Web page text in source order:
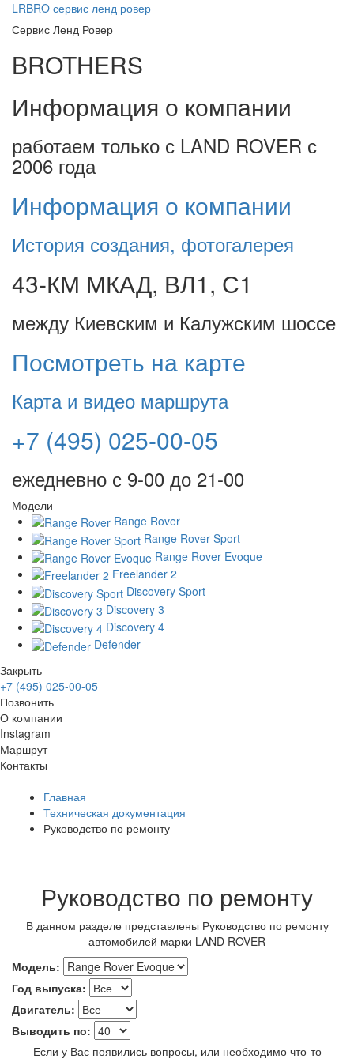
LRBRO сервис ленд ровер
Сервис Ленд Ровер
BROTHERS
Информация о компании
работаем только с LAND ROVER с
2006 года
Информация о компании
История создания, фотогалерея
43-КМ МКАД, ВЛ1, С1
между Киевским и Калужским шоссе
Посмотреть на карте
Карта и видео маршрута
+7 (495) 025-00-05
ежедневно с 9-00 до 21-00
Модели
Range Rover
Range Rover Sport
Range Rover Evoque
Freelander 2
Discovery Sport
Discovery 3
Discovery 4
Defender
Закрыть
+7 (495) 025-00-05
Позвонить
О компании
Instagram
Маршрут
Контакты
Главная
Техническая документация
Руководство по ремонту
Руководство по ремонту
В данном разделе представлены Руководство по ремонту
автомобилей марки LAND ROVER
Модель:
Год выпуска:
Двигатель:
Выводить по:
Если у Вас появились вопросы, или необходимо что-то